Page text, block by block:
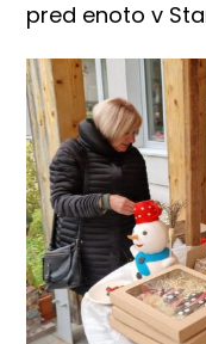
pred enoto v